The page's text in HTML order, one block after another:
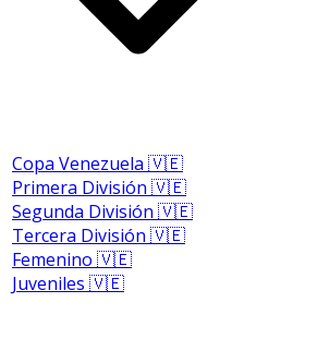
Copa Venezuela 🇻🇪
Primera División 🇻🇪
Segunda División 🇻🇪
Tercera División 🇻🇪
Femenino 🇻🇪
Juveniles 🇻🇪